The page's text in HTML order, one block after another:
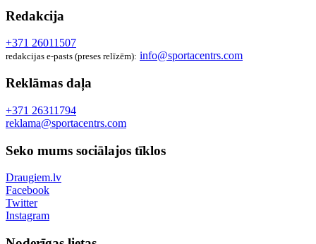
Redakcija
+371 26011507
redakcijas e-pasts (preses relīzēm): info@sportacentrs.com
Reklāmas daļa
+371 26311794
reklama@sportacentrs.com
Seko mums sociālajos tīklos
Draugiem.lv
Facebook
Twitter
Instagram